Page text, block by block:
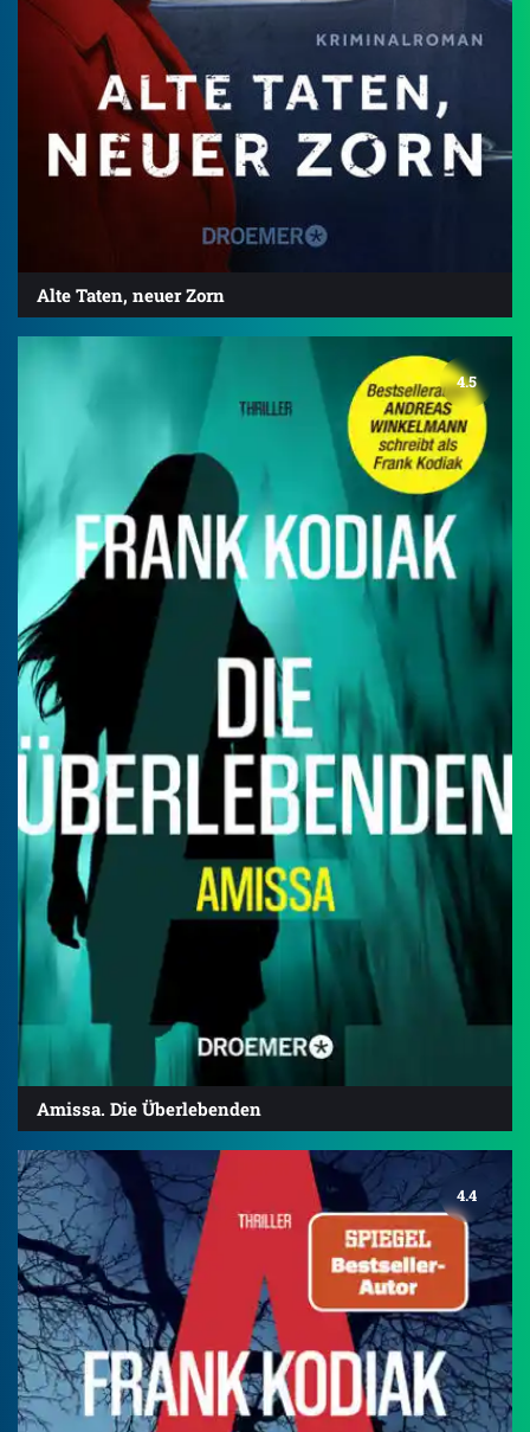
Alte Taten, neuer Zorn
4.5
Amissa. Die Überlebenden
4.4